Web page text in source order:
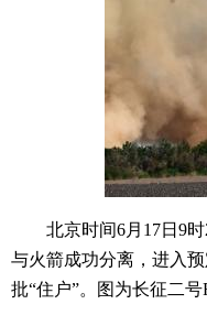
北京时间6月17日9时
与火箭成功分离，进入
批“住户”。图为长征二